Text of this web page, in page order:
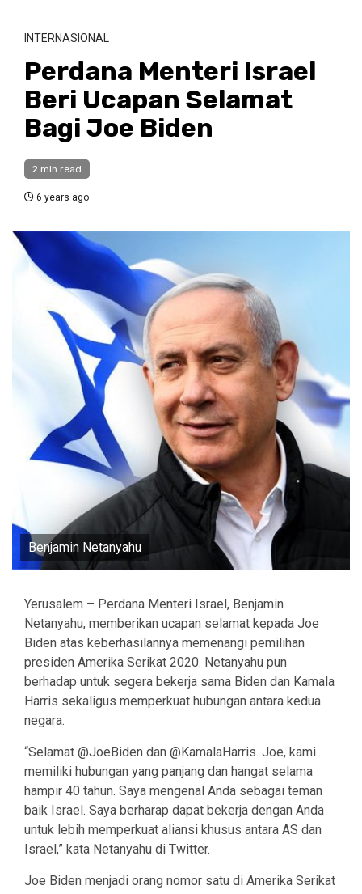
INTERNASIONAL
Perdana Menteri Israel
Beri Ucapan Selamat
Bagi Joe Biden
2 min read
6 years ago
Benjamin Netanyahu
Yerusalem – Perdana Menteri Israel, Benjamin
Netanyahu, memberikan ucapan selamat kepada Joe
Biden atas keberhasilannya memenangi pemilihan
presiden Amerika Serikat 2020. Netanyahu pun
berhadap untuk segera bekerja sama Biden dan Kamala
Harris sekaligus memperkuat hubungan antara kedua
negara.
“Selamat @JoeBiden dan @KamalaHarris. Joe, kami
memiliki hubungan yang panjang dan hangat selama
hampir 40 tahun. Saya mengenal Anda sebagai teman
baik Israel. Saya berharap dapat bekerja dengan Anda
untuk lebih memperkuat aliansi khusus antara AS dan
Israel,” kata Netanyahu di Twitter.
Joe Biden menjadi orang nomor satu di Amerika Serikat